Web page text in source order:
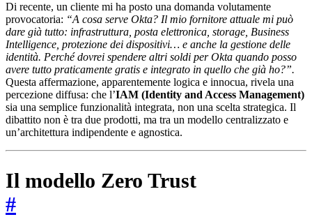
Di recente, un cliente mi ha posto una domanda volutamente
provocatoria: “A cosa serve Okta? Il mio fornitore attuale mi può
dare già tutto: infrastruttura, posta elettronica, storage, Business
Intelligence, protezione dei dispositivi… e anche la gestione delle
identità. Perché dovrei spendere altri soldi per Okta quando posso
avere tutto praticamente gratis e integrato in quello che già ho?”.
Questa affermazione, apparentemente logica e innocua, rivela una
percezione diffusa: che l’IAM (Identity and Access Management)
sia una semplice funzionalità integrata, non una scelta strategica. Il
dibattito non è tra due prodotti, ma tra un modello centralizzato e
un’architettura indipendente e agnostica.
Il modello Zero Trust
#